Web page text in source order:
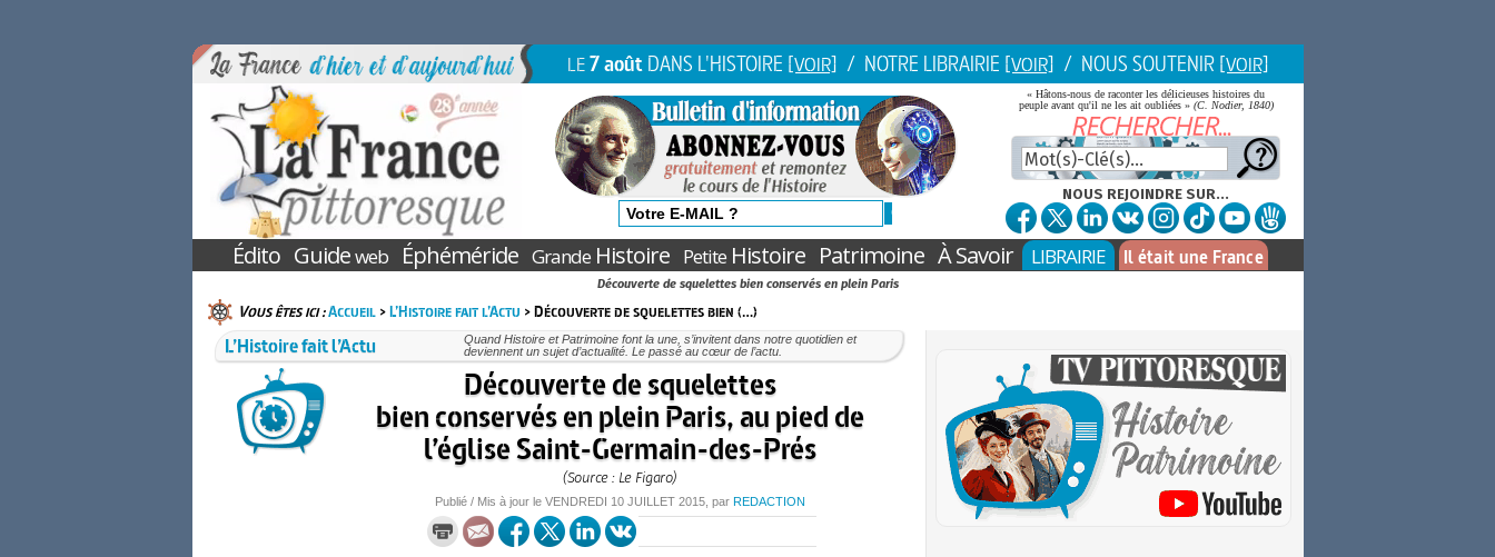
LE7 août DANS L'HISTOIRE [VOIR] / NOTRE LIBRAIRIE [VOIR] / NOUS SOUTENIR [VOIR]
« Hâtons-nous de raconter les délicieuses histoires du
peuple avant qu'il ne les ait oubliées » (C. Nodier, 1840)
NOUS REJOINDRE SUR...
Édito Guideweb Éphéméride GrandeHistoire PetiteHistoire Patrimoine À Savoir LIBRAIRIE Il était une France
Découverte de squelettes bien conservés en plein Paris
Vous êtes ici :Accueil>L’Histoire fait l’Actu > Découverte de squelettes bien (…)
L’Histoire fait l’Actu
Quand Histoire et Patrimoine font la une, s’invitent dans notre quotidien et
deviennent un sujet d’actualité. Le passé au cœur de l’actu.
Découverte de squelettes
bien conservés en plein Paris, au pied de
l’église Saint-Germain-des-Prés
(Source : Le Figaro)
Publié / Mis à jour le VENDREDI 10 JUILLET 2015, par REDACTION